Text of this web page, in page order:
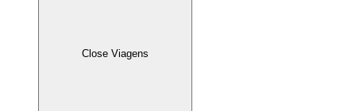
Close Viagens